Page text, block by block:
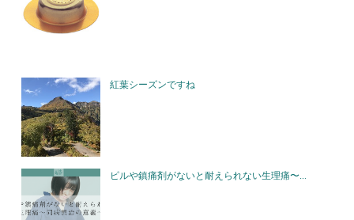
紅葉シーズンですね
ピルや鎮痛剤がないと耐えられない生理痛〜...